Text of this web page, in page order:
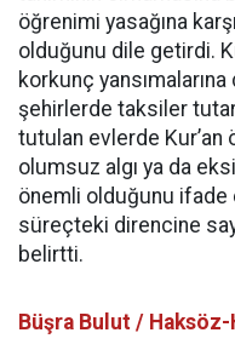
öğrenimi yasağına
olduğunu dile getirdi.
korkunç
şehirlerde taksiler
tutulan evlerde Kur’an
olumsuz algı ya da
önemli olduğunu ifade
süreçteki direncine
belirtti.
Büşra Bulut / Haksöz-